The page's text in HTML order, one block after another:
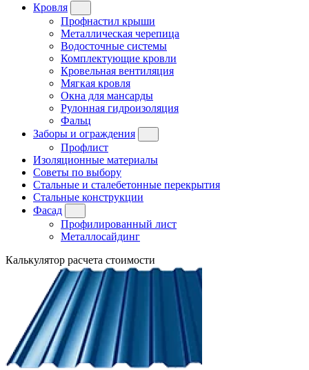
Кровля
Профнастил крыши
Металлическая черепица
Водосточные системы
Комплектующие кровли
Кровельная вентиляция
Мягкая кровля
Окна для мансарды
Рулонная гидроизоляция
Фальц
Заборы и ограждения
Профлист
Изоляционные материалы
Советы по выбору
Стальные и сталебетонные перекрытия
Стальные конструкции
Фасад
Профилированный лист
Металлосайдинг
Калькулятор расчета стоимости